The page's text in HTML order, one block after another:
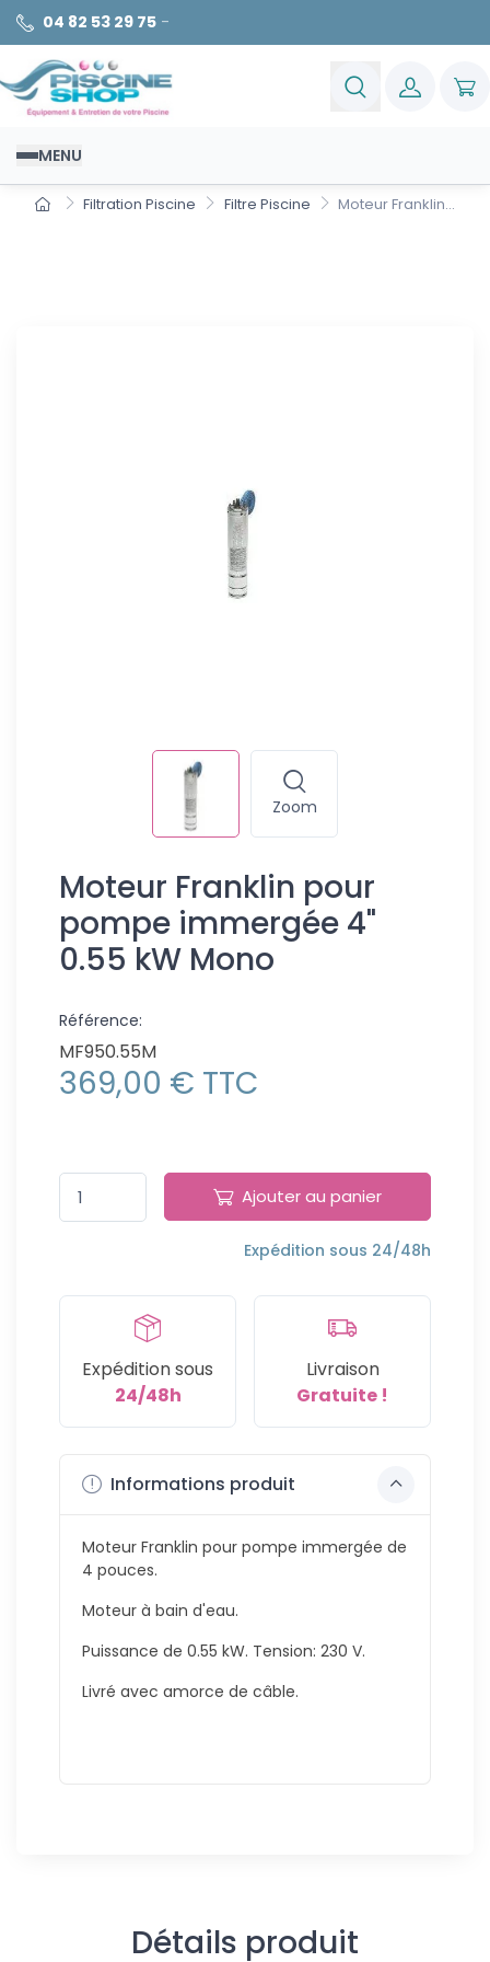
04 82 53 29 75 -
MENU
Filtration Piscine Filtre Piscine Moteur Franklin...
Zoom
Moteur Franklin pour
pompe immergée 4"
0.55 kW Mono
Référence:
MF950.55M
369,00 € TTC
Ajouter au panier
Expédition sous 24/48h
Expédition sous
24/48h
Livraison
Gratuite !
Informations produit
Moteur Franklin pour pompe immergée de
4 pouces.
Moteur à bain d'eau.
Puissance de 0.55 kW. Tension: 230 V.
Livré avec amorce de câble.
Détails produit